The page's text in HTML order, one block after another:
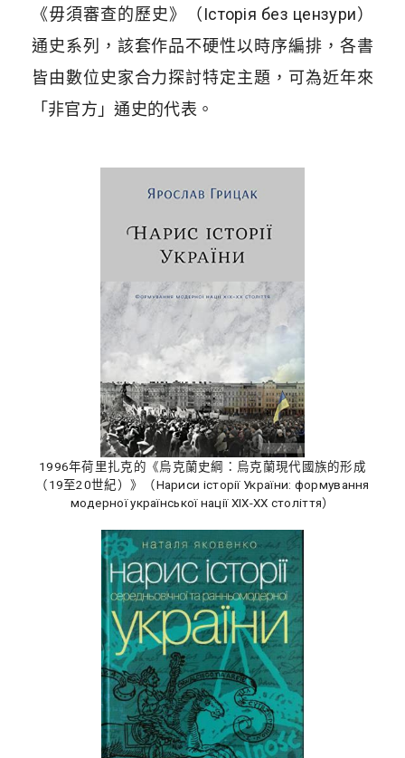
《毋須審查的歷史》（Історія без цензури）
通史系列，該套作品不硬性以時序編排，各書
皆由數位史家合力探討特定主題，可為近年來
「非官方」通史的代表。
1996年荷里扎克的《烏克蘭史綱：烏克蘭現代國族的形成
（19至20世紀）》（Нариси історії України: формування
модерної української нації XIX-XX століття）